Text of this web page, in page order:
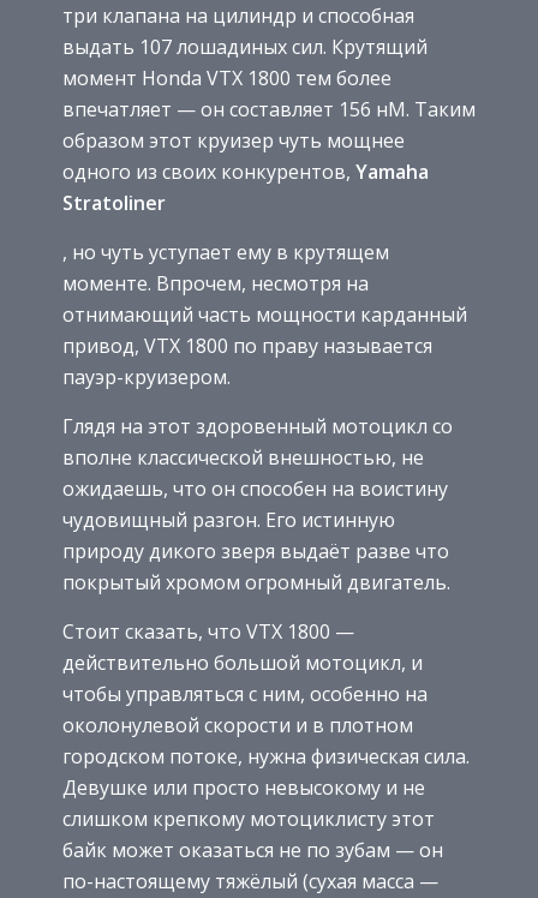
три клапана на цилиндр и способная
выдать 107 лошадиных сил. Крутящий
момент Honda VTX 1800 тем более
впечатляет — он составляет 156 нМ. Таким
образом этот круизер чуть мощнее
одного из своих конкурентов, Yamaha
Stratoliner
, но чуть уступает ему в крутящем
моменте. Впрочем, несмотря на
отнимающий часть мощности карданный
привод, VTX 1800 по праву называется
пауэр-круизером.
Глядя на этот здоровенный мотоцикл со
вполне классической внешностью, не
ожидаешь, что он способен на воистину
чудовищный разгон. Его истинную
природу дикого зверя выдаёт разве что
покрытый хромом огромный двигатель.
Стоит сказать, что VTX 1800 —
действительно большой мотоцикл, и
чтобы управляться с ним, особенно на
околонулевой скорости и в плотном
городском потоке, нужна физическая сила.
Девушке или просто невысокому и не
слишком крепкому мотоциклисту этот
байк может оказаться не по зубам — он
по-настоящему тяжёлый (сухая масса —